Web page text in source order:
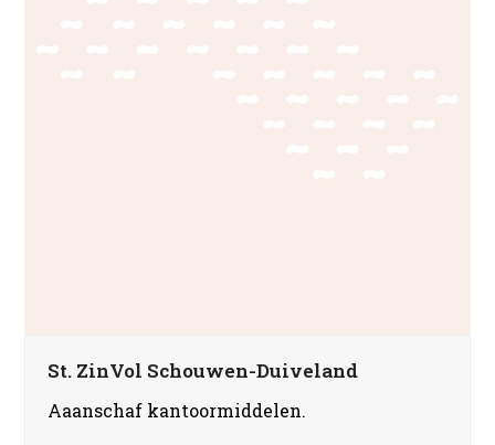
St. ZinVol Schouwen-Duiveland
Aaanschaf kantoormiddelen.